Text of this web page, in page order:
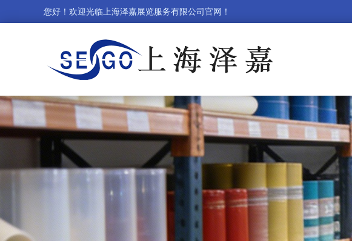
您好！欢迎光临上海泽嘉展览服务有限公司官网！